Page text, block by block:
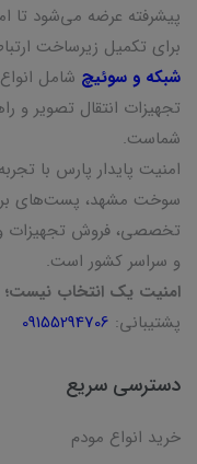
پیشرفته عرضه می‌شود تا
برای تکمیل زیرساخت
شبکه و سوئیچ شامل انواع
تجهیزات انتقال تصویر و
شماست.
امنیت پایدار پارس با
سوخت مشهد، پست‌های برق
تخصصی، فروش تجهیزات و
و سراسر کشور است.
امنیت یک انتخاب
پشتیبانی: 09155294706
دسترسی سریع
خرید انواع مودم